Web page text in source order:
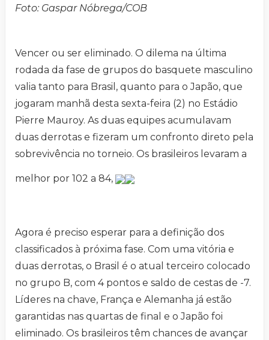
Foto: Gaspar Nóbrega/COB
Vencer ou ser eliminado. O dilema na última
rodada da fase de grupos do basquete masculino
valia tanto para Brasil, quanto para o Japão, que
jogaram manhã desta sexta-feira (2) no Estádio
Pierre Mauroy. As duas equipes acumulavam
duas derrotas e fizeram um confronto direto pela
sobrevivência no torneio. Os brasileiros levaram a
melhor por 102 a 84,
Agora é preciso esperar para a definição dos
classificados à próxima fase. Com uma vitória e
duas derrotas, o Brasil é o atual terceiro colocado
no grupo B, com 4 pontos e saldo de cestas de -7.
Líderes na chave, França e Alemanha já estão
garantidas nas quartas de final e o Japão foi
eliminado. Os brasileiros têm chances de avançar